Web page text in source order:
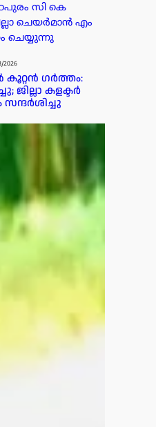
സി കെ
ചെയർമാൻ എം
ചെയ്യുന്നു
2026
കൂറ്റൻ ഗർത്തം:
ജില്ലാ കളക്ടർ